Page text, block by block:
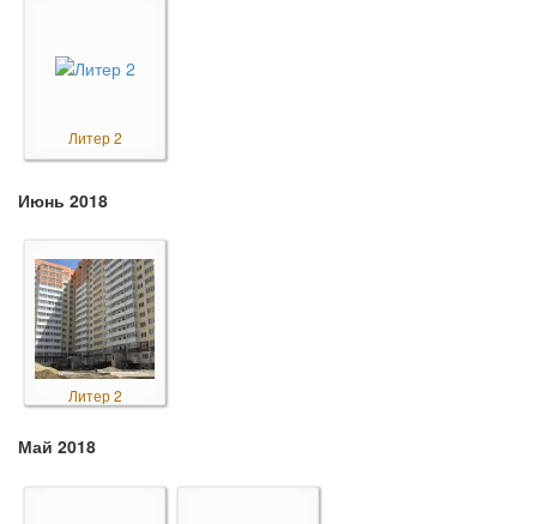
Литер 2
Июнь 2018
Литер 2
Май 2018